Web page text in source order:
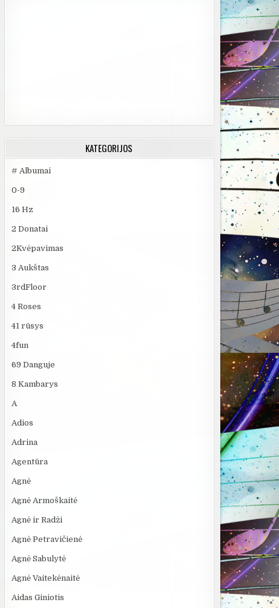
KATEGORIJOS
# Albumai
0-9
16 Hz
2 Donatai
2Kvėpavimas
3 Aukštas
3rdFloor
4 Roses
41 rūsys
4fun
69 Danguje
8 Kambarys
A
Adios
Adrina
Agentūra
Agnė
Agnė Armoškaitė
Agnė ir Radži
Agnė Petravičienė
Agnė Sabulytė
Agnė Vaitekėnaitė
Aidas Giniotis